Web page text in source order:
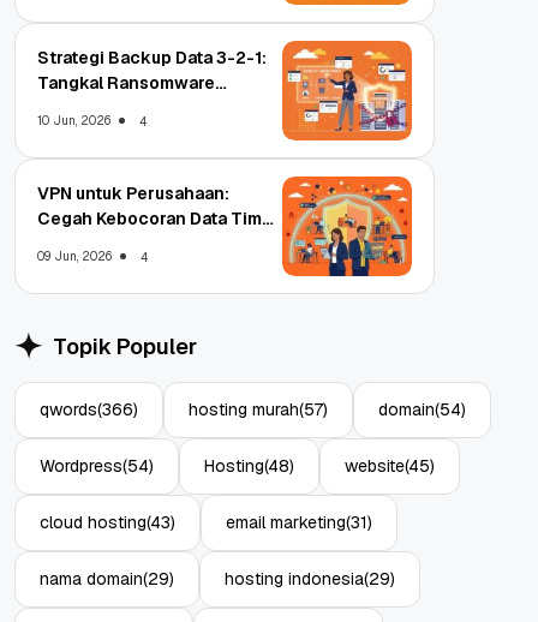
Strategi Backup Data 3-2-1:
Tangkal Ransomware
10 Jun, 2026 4
VPN untuk Perusahaan:
Cegah Kebocoran Data Tim
09 Jun, 2026 4
Topik Populer
qwords(366) hosting murah(57) domain(54)
Wordpress(54) Hosting(48) website(45)
cloud hosting(43) email marketing(31)
nama domain(29) hosting indonesia(29)